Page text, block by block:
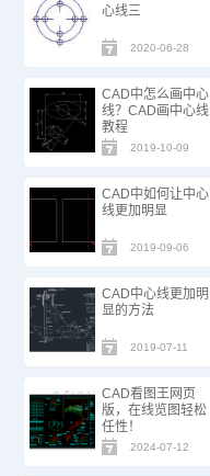
心线三
2020-06-28
CAD中怎么画中心
线？CAD画中心线
教程
2019-10-09
CAD中如何让中心
线更加明显
2019-09-06
CAD中心线更加明
显的方法
2019-07-11
CAD看图王网页
版，在线览图轻松
任性！
2024-07-12